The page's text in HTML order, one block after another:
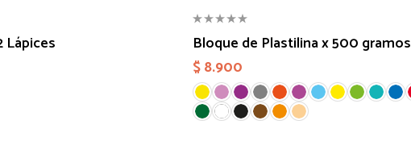
Lápices
Bloque de Plastilina x 500 gramos
$8.900